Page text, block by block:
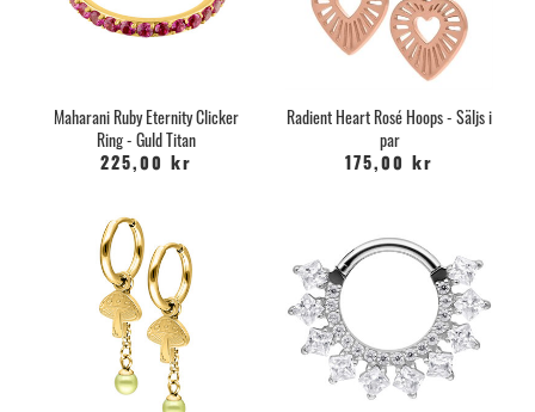
Maharani Ruby Eternity Clicker
Ring - Guld Titan
225,00 kr
Radient Heart Rosé Hoops - Säljs i
par
175,00 kr